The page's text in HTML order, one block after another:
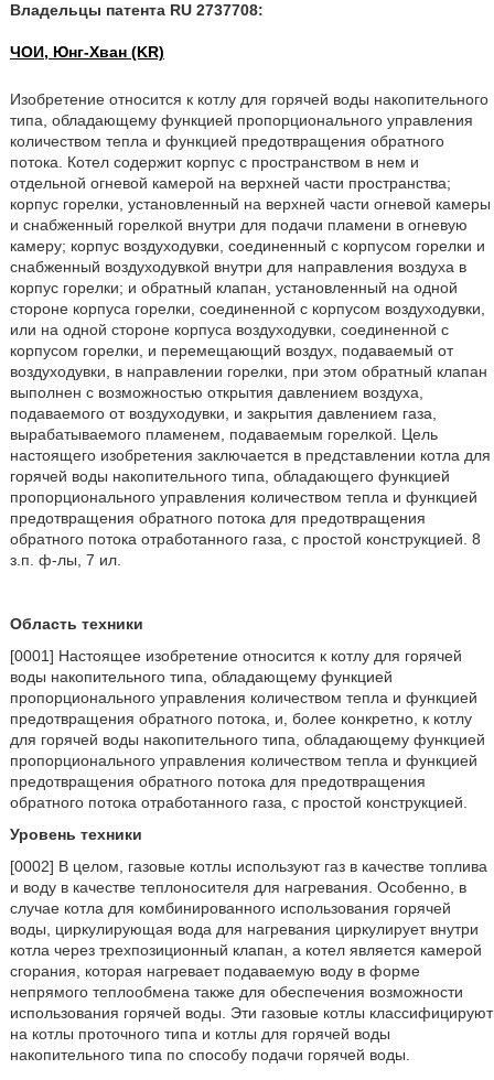
Владельцы патента RU 2737708:
ЧОИ, Юнг-Хван (KR)
Изобретение относится к котлу для горячей воды накопительного
типа, обладающему функцией пропорционального управления
количеством тепла и функцией предотвращения обратного
потока. Котел содержит корпус с пространством в нем и
отдельной огневой камерой на верхней части пространства;
корпус горелки, установленный на верхней части огневой камеры
и снабженный горелкой внутри для подачи пламени в огневую
камеру; корпус воздуходувки, соединенный с корпусом горелки и
снабженный воздуходувкой внутри для направления воздуха в
корпус горелки; и обратный клапан, установленный на одной
стороне корпуса горелки, соединенной с корпусом воздуходувки,
или на одной стороне корпуса воздуходувки, соединенной с
корпусом горелки, и перемещающий воздух, подаваемый от
воздуходувки, в направлении горелки, при этом обратный клапан
выполнен с возможностью открытия давлением воздуха,
подаваемого от воздуходувки, и закрытия давлением газа,
вырабатываемого пламенем, подаваемым горелкой. Цель
настоящего изобретения заключается в представлении котла для
горячей воды накопительного типа, обладающего функцией
пропорционального управления количеством тепла и функцией
предотвращения обратного потока для предотвращения
обратного потока отработанного газа, с простой конструкцией. 8
з.п. ф-лы, 7 ил.
Область техники
[0001] Настоящее изобретение относится к котлу для горячей
воды накопительного типа, обладающему функцией
пропорционального управления количеством тепла и функцией
предотвращения обратного потока, и, более конкретно, к котлу
для горячей воды накопительного типа, обладающему функцией
пропорционального управления количеством тепла и функцией
предотвращения обратного потока для предотвращения
обратного потока отработанного газа, с простой конструкцией.
Уровень техники
[0002] В целом, газовые котлы используют газ в качестве топлива
и воду в качестве теплоносителя для нагревания. Особенно, в
случае котла для комбинированного использования горячей
воды, циркулирующая вода для нагревания циркулирует внутри
котла через трехпозиционный клапан, а котел является камерой
сгорания, которая нагревает подаваемую воду в форме
непрямого теплообмена также для обеспечения возможности
использования горячей воды. Эти газовые котлы классифицируют
на котлы проточного типа и котлы для горячей воды
накопительного типа по способу подачи горячей воды.